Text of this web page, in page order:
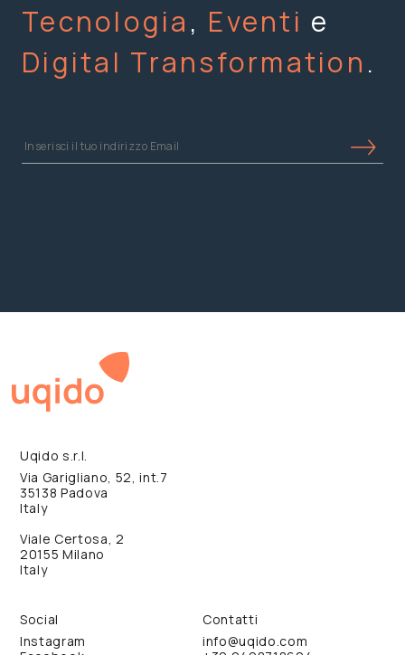
Tecnologia, Eventi e
Digital Transformation.
Uqido s.r.l.
Via Garigliano, 52, int.7
35138 Padova
Italy
Viale Certosa, 2
20155 Milano
Italy
Contatti
info@uqido.com
Social
Instagram